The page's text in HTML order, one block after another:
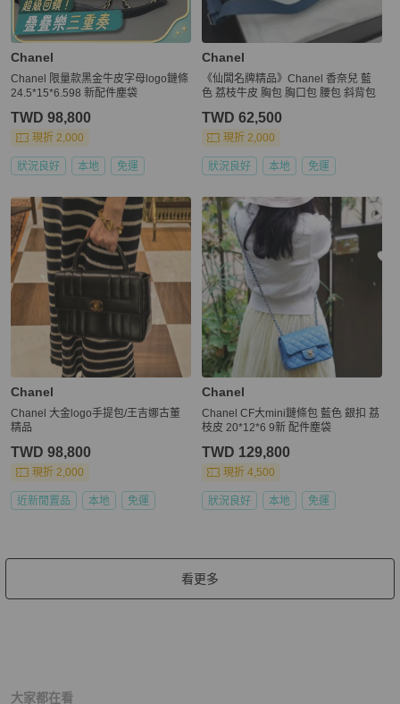
Chanel
Chanel 限量款黑金牛皮字母logo鏈條
24.5*15*6.598 新配件塵袋
TWD 98,800
現折 2,000
狀況良好 本地 免運
Chanel
《仙闆名牌精品》Chanel 香奈兒 藍
色 荔枝牛皮 胸包 胸口包 腰包 斜背包
TWD 62,500
現折 2,000
狀況良好 本地 免運
Chanel
Chanel 大金logo手提包/王吉娜古董
精品
TWD 98,800
現折 2,000
近新閒置品 本地 免運
Chanel
Chanel CF大mini鏈條包 藍色 銀扣 荔
枝皮 20*12*6 9新 配件塵袋
TWD 129,800
現折 4,500
狀況良好 本地 免運
看更多
大家都在看